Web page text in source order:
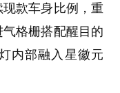
款车身比例，重
格栅搭配醒目的
内部融入星徽元